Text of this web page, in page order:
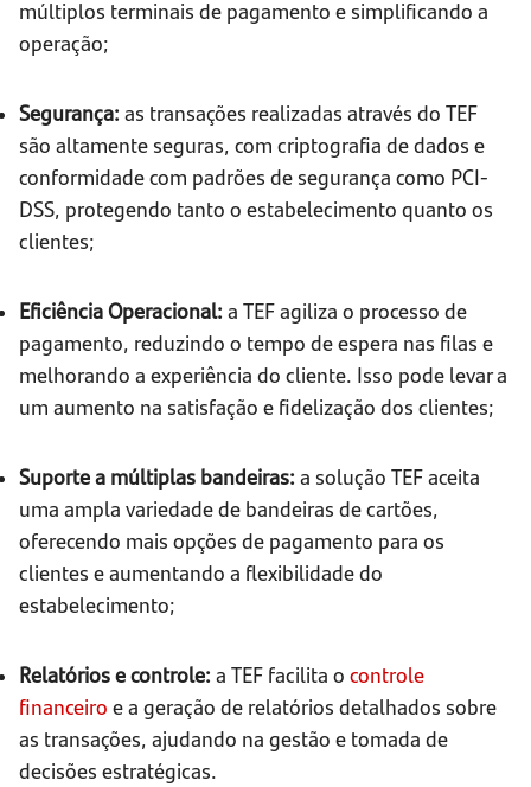
múltiplos terminais de pagamento e simplificando a
operação;
Segurança: as transações realizadas através do TEF
são altamente seguras, com criptografia de dados e
conformidade com padrões de segurança como PCI-
DSS, protegendo tanto o estabelecimento quanto os
clientes;
Eficiência Operacional: a TEF agiliza o processo de
pagamento, reduzindo o tempo de espera nas filas e
melhorando a experiência do cliente. Isso pode levar a
um aumento na satisfação e fidelização dos clientes;
Suporte a múltiplas bandeiras: a solução TEF aceita
uma ampla variedade de bandeiras de cartões,
oferecendo mais opções de pagamento para os
clientes e aumentando a flexibilidade do
estabelecimento;
Relatórios e controle: a TEF facilita o controle
financeiro e a geração de relatórios detalhados sobre
as transações, ajudando na gestão e tomada de
decisões estratégicas.